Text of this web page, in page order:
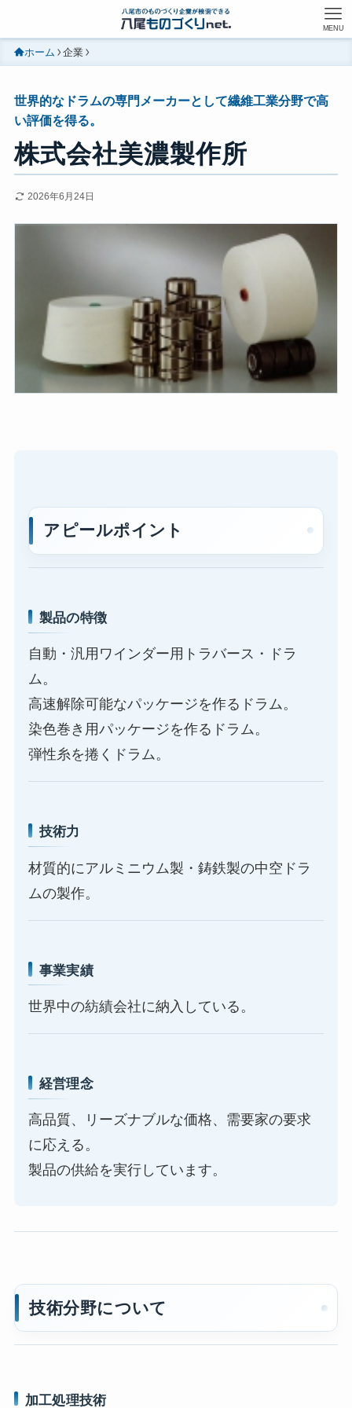
MENU
ホーム 企業
世界的なドラムの専門メーカーとして繊維工業分野で高
い評価を得る。
株式会社美濃製作所
2026年6月24日
アピールポイント
製品の特徴
自動・汎用ワインダー用トラバース・ドラ
ム。
高速解除可能なパッケージを作るドラム。
染色巻き用パッケージを作るドラム。
弾性糸を捲くドラム。
技術力
材質的にアルミニウム製・鋳鉄製の中空ドラ
ムの製作。
事業実績
世界中の紡績会社に納入している。
経営理念
高品質、リーズナブルな価格、需要家の要求
に応える。
製品の供給を実行しています。
技術分野について
加工処理技術